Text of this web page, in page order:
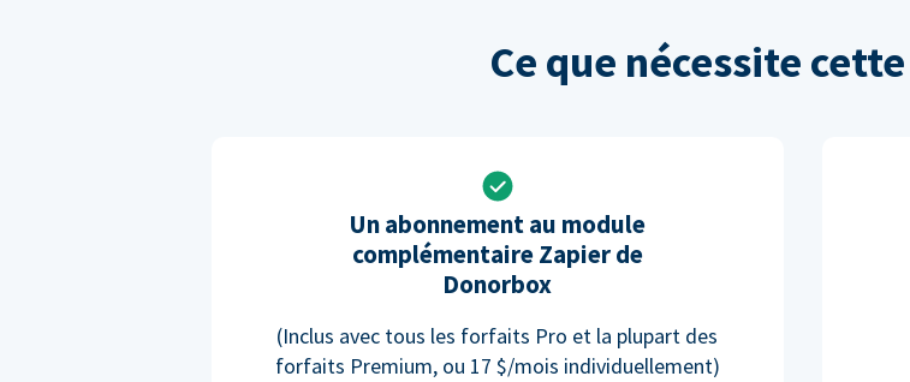
Ce que nécessite
Un abonnement au module
complémentaire Zapier de
Donorbox
(Inclus avec tous les forfaits Pro et la plupart des
forfaits Premium, ou 17 $/mois individuellement)